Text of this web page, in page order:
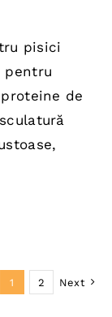
lei.
pisici
pentru
de
1 2 Next